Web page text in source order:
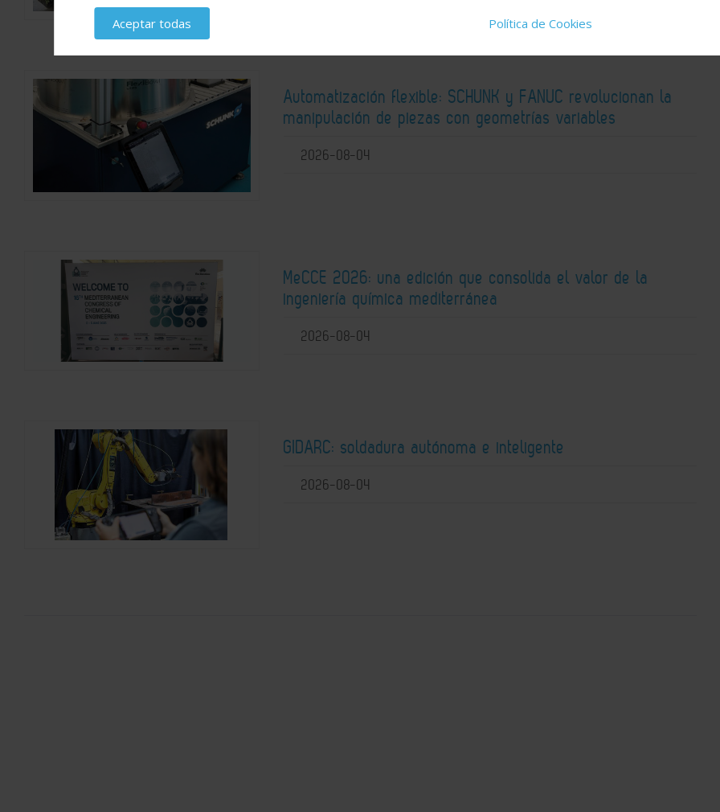
Automatización flexible: SCHUNK y FANUC revolucionan la
manipulación de piezas con geometrías variables
2026-08-04
MeCCE 2026: una edición que consolida el valor de la
ingeniería química mediterránea
2026-08-04
GIDARC: soldadura autónoma e inteligente
2026-08-04
Aceptar todas Política de Cookies